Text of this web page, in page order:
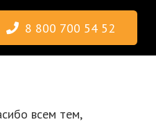
8 800 700 54 52
всем тем,